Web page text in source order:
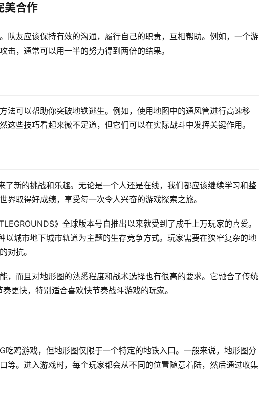
美合作
队友应该保持有效的沟通，履行自己的职责，互相帮助。例如，一个游
，通常可以用一半的努力得到两倍的结果。
法可以帮助你突破地铁逃生。例如，使用地图中的通风管进行高速移
这些技巧看起来微不足道，但它们可以在实际战斗中发挥关键作用。
了新的挑战和乐趣。无论是一个人还是在线，我们都应该继续学习和整
取得好成绩，享受每一次令人兴奋的游戏探索之旅。
》全球版本号自推出以来就受到了成千上万玩家的喜爱。
以城市地下城市轨道为主题的生存竞争方式。玩家需要在狭窄复杂的地
对抗。
，而且对地形图的熟悉程度和战术选择也有很高的要求。它融合了传统
更快，特别适合喜欢快节奏战斗游戏的玩家。
吃鸡游戏，但地形图仅限于一个特定的地铁入口。一般来说，地形图分
等。进入游戏时，每个玩家都会从不同的位置随意着陆，然后通过收集